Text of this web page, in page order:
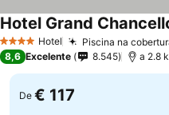
4 EstrelasHotel Piscina na
Hotel Grand
8,6 Excelente 8.545 a 2.8
De € 117